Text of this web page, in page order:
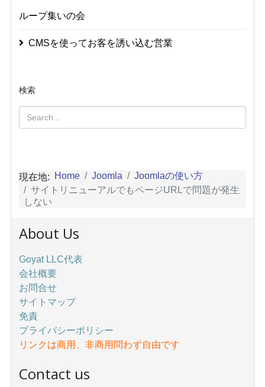
ループ集いの会
CMSを使ってお客を誘い込む営業
検索
現在地: Home Joomla
Joomlaの使い方
サイトリニューアルでもページURLで問題が発生
しない
About Us
Goyat LLC代表
会社概要
お問合せ
サイトマップ
免責
プライバシーポリシー
リンクは商用、非商用問わず自由です
Contact us